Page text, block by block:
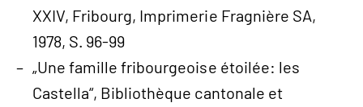
XXIV, Fribourg, Imprimerie Fragnière SA,
1978, S. 96-99
„Une famille fribourgeoise étoilée: les
Castella“, Bibliothèque cantonale et